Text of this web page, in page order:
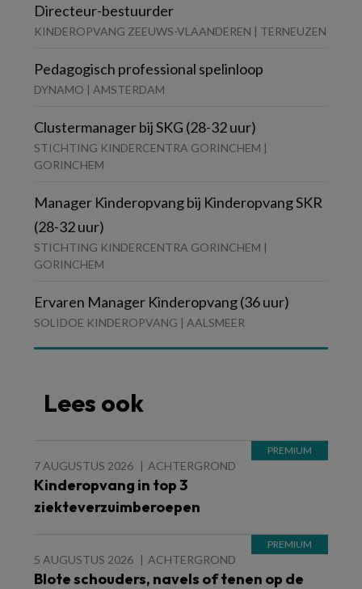
Directeur-bestuurder
KINDEROPVANG ZEEUWS-VLAANDEREN | TERNEUZEN
Pedagogisch professional spelinloop
DYNAMO | AMSTERDAM
Clustermanager bij SKG (28-32 uur)
STICHTING KINDERCENTRA GORINCHEM |
GORINCHEM
Manager Kinderopvang bij Kinderopvang SKR
(28-32 uur)
STICHTING KINDERCENTRA GORINCHEM |
GORINCHEM
Ervaren Manager Kinderopvang (36 uur)
SOLIDOE KINDEROPVANG | AALSMEER
Lees ook
7 AUGUSTUS 2026 ACHTERGROND
Kinderopvang in top 3
ziekteverzuimberoepen
5 AUGUSTUS 2026 ACHTERGROND
Blote schouders, navels of tenen op de